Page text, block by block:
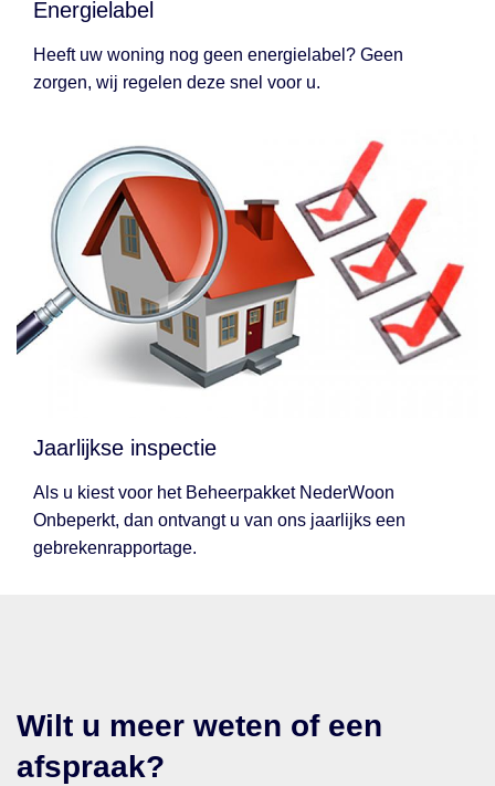
Energielabel
Heeft uw woning nog geen energielabel? Geen
zorgen, wij regelen deze snel voor u.
Jaarlijkse inspectie
Als u kiest voor het Beheerpakket NederWoon
Onbeperkt, dan ontvangt u van ons jaarlijks een
gebrekenrapportage.
Wilt u meer weten of een
afspraak?